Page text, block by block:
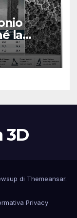
la
3D
di Themeansar.
Privacy